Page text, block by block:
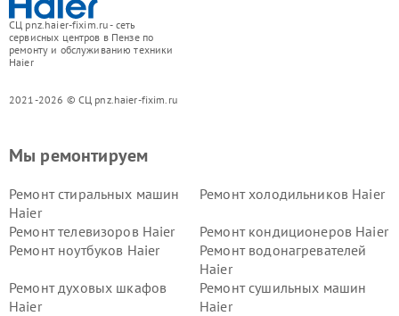
СЦ pnz.haier-fixim.ru - сеть
сервисных центров в Пензе по
ремонту и обслуживанию техники
Haier
2021-2026 © СЦ pnz.haier-fixim.ru
Мы ремонтируем
Ремонт стиральных машин
Haier
Ремонт холодильников Haier
Ремонт телевизоров Haier
Ремонт кондиционеров Haier
Ремонт ноутбуков Haier
Ремонт водонагревателей
Haier
Ремонт духовых шкафов
Haier
Ремонт сушильных машин
Haier